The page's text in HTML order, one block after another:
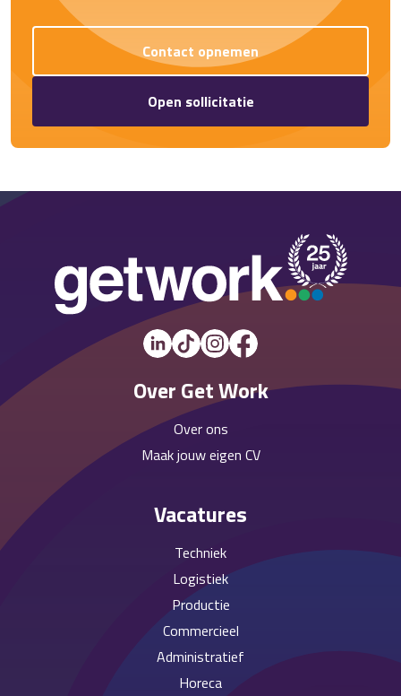
Contact opnemen
Open sollicitatie
Over Get Work
Over ons
Maak jouw eigen CV
Vacatures
Techniek
Logistiek
Productie
Commercieel
Administratief
Horeca